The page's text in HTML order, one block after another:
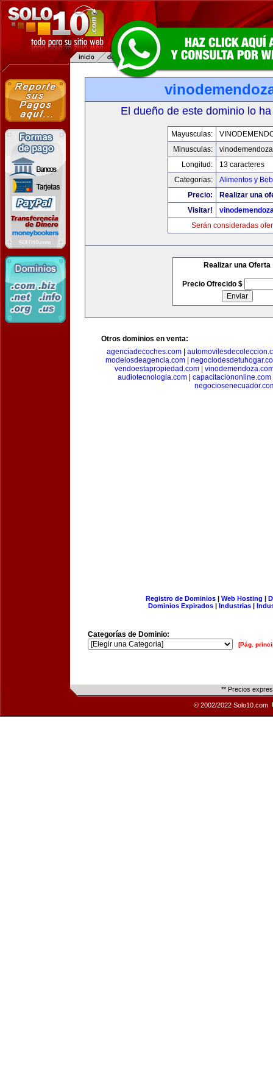
El dueño de este dominio lo
Mayusculas:
Minusculas:
Longitud:
13 caracteres
Categorias:
Alimentos y
Precio:
Realizar una
Visitar!
Serán consideradas
Realizar una Oferta
Precio Ofrecido $
Otros dominios en venta:
agenciadecoches.com
modelosdeagencia.com
vendoestapropiedad.com|
audiotecnologia.com
capacitaciononline.com
Registro de Dominios| Web Hosting |
Dominios Expirados | Industrias |
Categorías de Dominio:
[Pág.
** Precios
© 2002/2022 Solo10.com